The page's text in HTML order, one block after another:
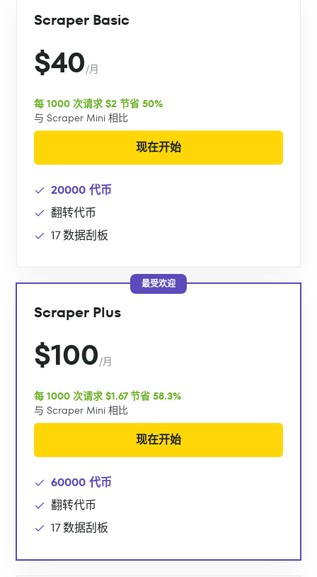
Scraper Basic
$40/月
每 1000 次请求 $2 节省 50%
与 Scraper Mini 相比
现在开始
20000 代币
翻转代币
17 数据刮板
最受欢迎
Scraper Plus
$100/月
每 1000 次请求 $1.67 节省 58.3%
与 Scraper Mini 相比
现在开始
60000 代币
翻转代币
17 数据刮板